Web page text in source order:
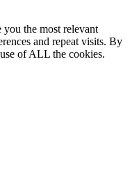
the most relevant
and repeat visits. By
of ALL the cookies.